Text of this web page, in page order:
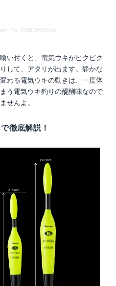
い付くと、電気ウキがピクピク
して、アタリが出ます。静かな
わる電気ウキの動きは、一度体
う電気ウキ釣りの醍醐味なので
せんよ。
徹底解説！